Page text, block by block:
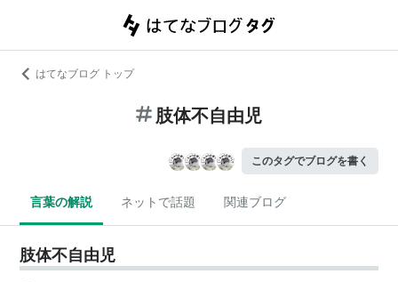
はてなブログ トップ
肢体不自由児
このタグでブログを書く
言葉の解説 ネットで話題 関連ブログ
肢体不自由児